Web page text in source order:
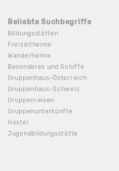
Beliebte Suchbegriffe
Bildungsstätten
Freizeitheime
Wanderheime
Besonderes und Schiffe
Gruppenhaus-Österreich
Gruppenhaus-Schweiz
Gruppenreisen
Gruppenunterkünfte
Hostel
Jugendbildungsstätte